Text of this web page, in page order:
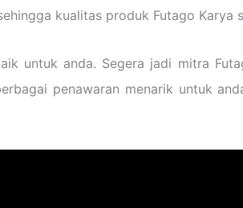
kualitas produk Futago Karya
untuk anda. Segera jadi mitra
penawaran menarik untuk